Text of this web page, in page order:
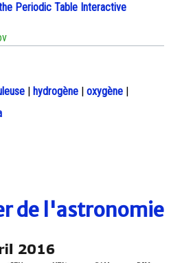
Periodic Table Interactive
| hydrogène | oxygène |
de l'astronomie